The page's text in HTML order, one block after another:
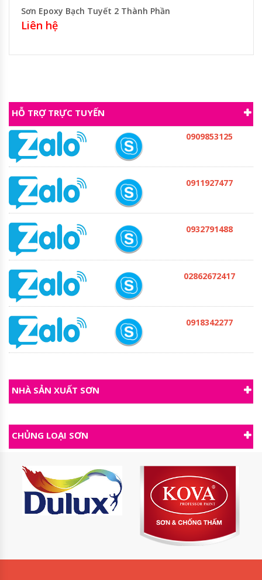
Sơn Epoxy Bạch Tuyết 2 Thành Phần
Liên hệ
HỖ TRỢ TRỰC TUYẾN
0909853125
0911927477
0932791488
02862672417
0918342277
NHÀ SẢN XUẤT SƠN
CHỦNG LOẠI SƠN